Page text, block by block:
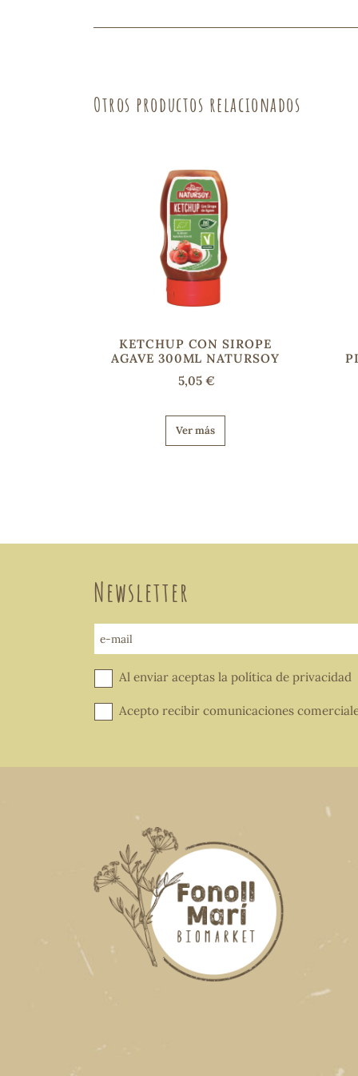
Otros productos relacionados
KETCHUP CON SIROPE
AGAVE 300ML NATURSOY
5,05 €
Ver más
Newsletter
e-mail
Al enviar aceptas la política de privacidad
Acepto recibir comunicaciones